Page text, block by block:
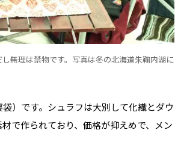
無理は禁物です。写真は冬の北海道朱鞠内湖に
）です。シュラフは大別して化繊とダウ
で作られており、価格が抑えめで、メン